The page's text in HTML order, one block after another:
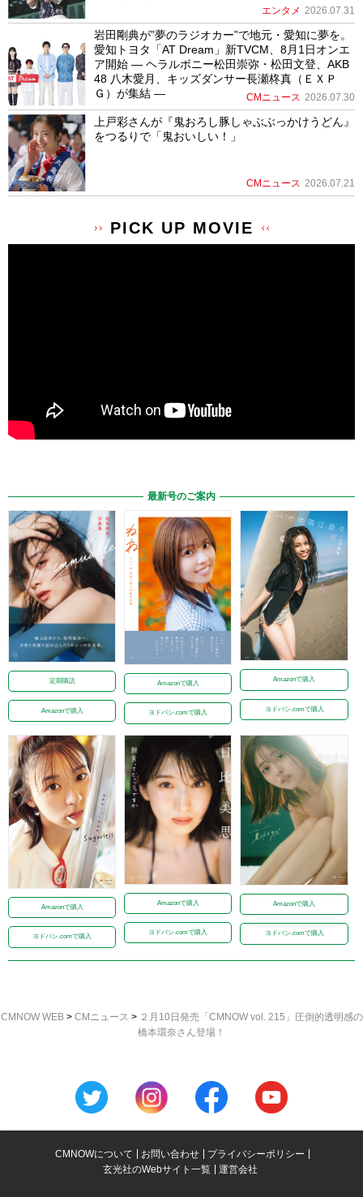
エンタメ 2026.07.31
岩田剛典が”夢のラジオカー”で地元・愛知に夢を。
愛知トヨタ「AT Dream」新TVCM、8月1日オンエ
ア開始 ― ヘラルボニー松田崇弥・松田文登、AKB
48 八木愛月、キッズダンサー長瀬柊真（ＥＸＰ
Ｇ）が集結 ―
CMニュース 2026.07.30
上戸彩さんが『鬼おろし豚しゃぶぶっかけうどん』
をつるりで「鬼おいしい！」
CMニュース 2026.07.21
PICK UP MOVIE
最新号のご案内
定期購読
Amazonで購入
Amazonで購入
ヨドバシ.comで購入
Amazonで購入
ヨドバシ.comで購入
Amazonで購入
ヨドバシ.comで購入
Amazonで購入
ヨドバシ.comで購入
Amazonで購入
ヨドバシ.comで購入
CMNOW WEB> CMニュース > ２月10日発売「CMNOW vol. 215」圧倒的透明感の
橋本環奈さん登場！
CMNOWについて お問い合わせ
プライバシーポリシー
玄光社のWebサイト一覧
運営会社